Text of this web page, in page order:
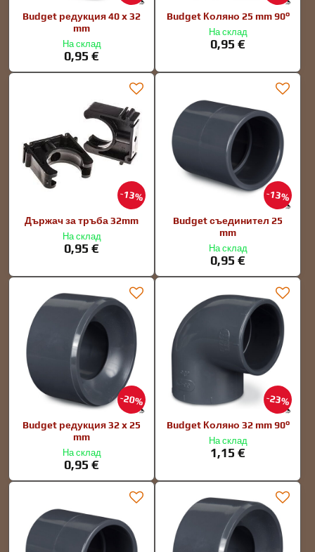
Budget редукция 40 x 32
mm
На склад
0,95 €
Budget Коляно 25 mm 90°
На склад
0,95 €
13%
Държач за тръба 32mm
На склад
0,95 €
13%
Budget съединител 25
mm
На склад
0,95 €
20%
Budget редукция 32 x 25
mm
На склад
0,95 €
23%
Budget Коляно 32 mm 90°
На склад
1,15 €